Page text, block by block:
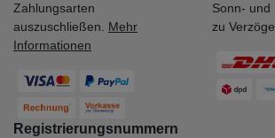
Zahlungsarten
auszuschließen. Mehr
Informationen
Sonn- und
zu
Registrierungsnummern